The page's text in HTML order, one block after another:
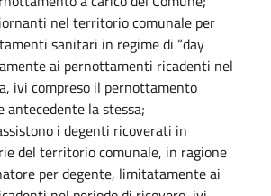
nel territorio comunale per
sanitari in regime di “day
ai pernottamenti ricadenti nel
ivi compreso il pernottamento
antecedente la stessa;
i degenti ricoverati in
del territorio comunale, in ragione
per degente, limitatamente ai